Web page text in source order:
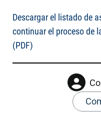
Descargar el listado de
continuar el proceso de
(PDF)